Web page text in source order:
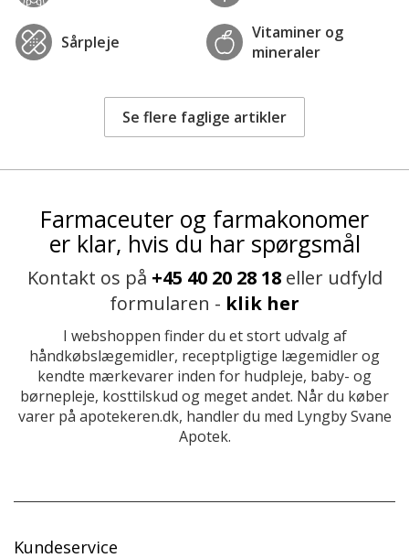
Sårpleje
Vitaminer og
mineraler
Se flere faglige artikler
Farmaceuter og farmakonomer
er klar, hvis du har spørgsmål
Kontakt os på +45 40 20 28 18eller udfyld
formularen - klik her
I webshoppen finder du et stort udvalg af
håndkøbslægemidler, receptpligtige lægemidler og
kendte mærkevarer inden for hudpleje, baby- og
børnepleje, kosttilskud og meget andet. Når du køber
varer på apotekeren.dk, handler du med Lyngby Svane
Apotek.
Kundeservice